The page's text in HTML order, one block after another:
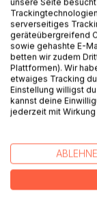
verursacht
Freiheit gegen
Heterogene
und
integriert und
Bert Brecht über
Peter Handke,
Wallace als
Der Anhang
serverseitiges
geräteübergreifend
sowie gehashte E-
betten wir zudem
Plattformen). Wir
etwaiges Tracking
Einstellung willigst
kannst deine
jederzeit mit